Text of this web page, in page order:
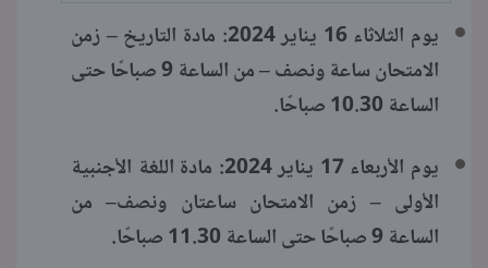
يوم الثلاثاء 16 يناير 2024: مادة التاريخ – زمن
الامتحان ساعة ونصف – من الساعة 9 صباحًا حتى
الساعة 10.30 صباحًا.
يوم الأربعاء 17 يناير 2024: مادة اللغة الأجنبية
الأولى – زمن الامتحان ساعتان ونصف– من
الساعة 9 صباحًا حتى الساعة 11.30 صباحًا.